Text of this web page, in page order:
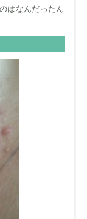
はなんだったん